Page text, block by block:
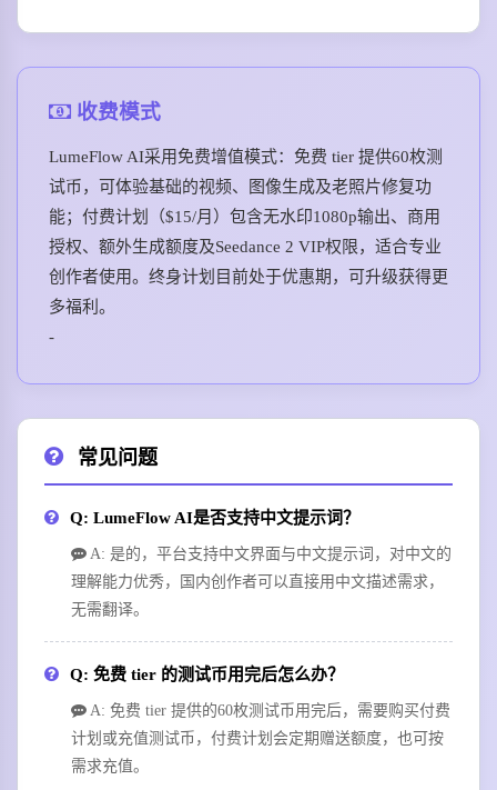
收费模式
LumeFlow AI采用免费增值模式：免费 tier 提供60枚测
试币，可体验基础的视频、图像生成及老照片修复功
能；付费计划（$15/月）包含无水印1080p输出、商用
授权、额外生成额度及Seedance 2 VIP权限，适合专业
创作者使用。终身计划目前处于优惠期，可升级获得更
多福利。
-
常见问题
Q: LumeFlow AI是否支持中文提示词？
A: 是的，平台支持中文界面与中文提示词，对中文的
理解能力优秀，国内创作者可以直接用中文描述需求，
无需翻译。
Q: 免费 tier 的测试币用完后怎么办？
A: 免费 tier 提供的60枚测试币用完后，需要购买付费
计划或充值测试币，付费计划会定期赠送额度，也可按
需求充值。